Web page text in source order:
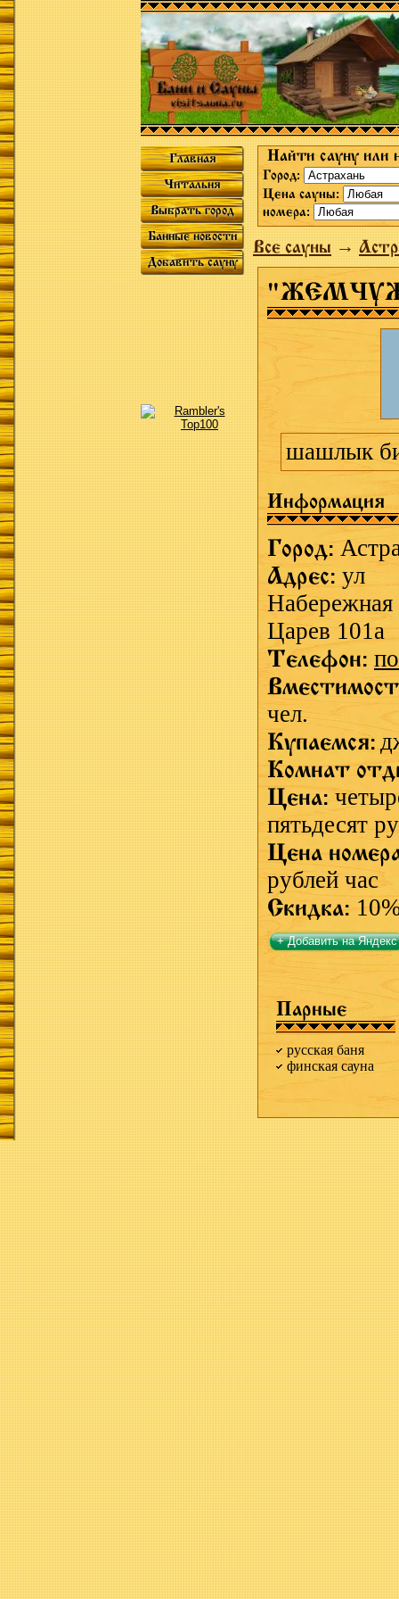
Главная
Читальня
Выбрать город
Банные новости
Добавить сауну
Найти сауну или
Город:
Цена сауны:
номера:
Все сауны→
шашлык
Информация
Город:
Адрес: ул
Набережная
Царев 101а
Телефон:
чел.
Купаемся:
Комнат
Цена:
пятьдесят
Цена
рублей час
Скидка:
+ Добавить на Яндекс
Парные
русская баня
финская сауна